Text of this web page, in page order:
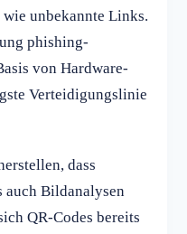
unbekannte Links.
phishing-
von Hardware-
Verteidigungslinie
dass
auch Bildanalysen
QR-Codes bereits